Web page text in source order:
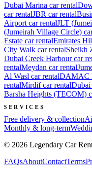
Dubai Marina car rental
car rentalJBR car rental
Airport car rentalJLT
(Jumeirah Village Circle)
Estate car rentalEmirates
City Walk car rentalSheikh
Dubai Creek Harbourcar
rentalMeydan car rental
Al Wasl car rentalDAMAC
rentalMirdifcar rentalDubai
Barsha Heights (TECOM)
SERVICES
Free delivery & collection
Monthly & long-term
© 2026 Legendary Car
FAQsAboutContactTerms